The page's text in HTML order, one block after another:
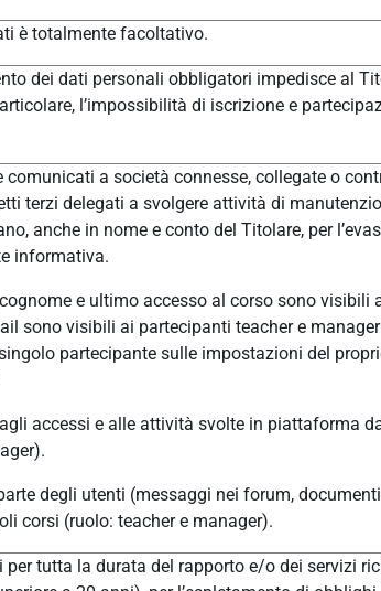
è totalmente facoltativo.
dei dati personali obbligatori impedisce al
l’impossibilità di iscrizione e
comunicati a società connesse, collegate o
terzi delegati a svolgere attività di
anche in nome e conto del Titolare, per
informativa.
e ultimo accesso al corso sono visibili
sono visibili ai partecipanti teacher e
partecipante sulle impostazioni del
accessi e alle attività svolte in piattaforma
degli utenti (messaggi nei forum,
corsi (ruolo: teacher e manager).
per tutta la durata del rapporto e/o dei servizi